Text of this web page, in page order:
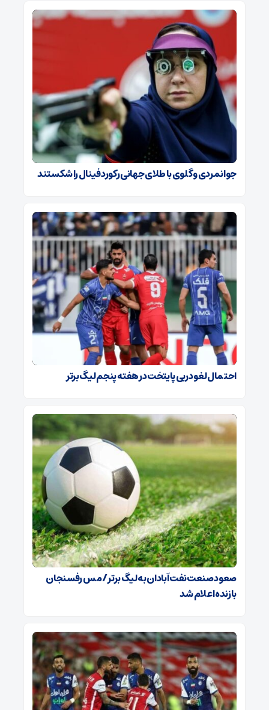
جوانمردی و گلوی با طلای جهانی رکورد فینال را شکستند
احتمال لغو دربی پایتخت در هفته پنجم لیگ برتر
صعود صنعت نفت آبادان به لیگ برتر / مس رفسنجان
بازنده اعلام شد